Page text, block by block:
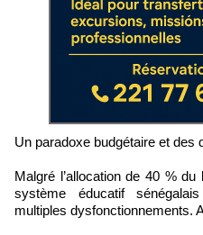
Un paradoxe budgétaire et
Malgré l’allocation de 40 % du
système éducatif
multiples dysfonctionnements.